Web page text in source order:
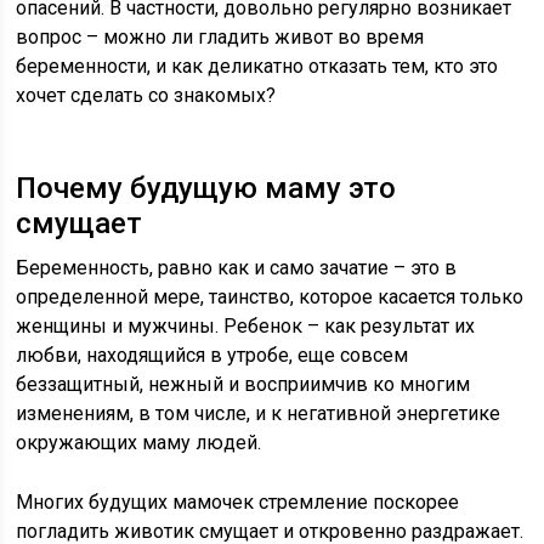
опасений. В частности, довольно регулярно возникает
вопрос – можно ли гладить живот во время
беременности, и как деликатно отказать тем, кто это
хочет сделать со знакомых?
Почему будущую маму это
смущает
Беременность, равно как и само зачатие – это в
определенной мере, таинство, которое касается только
женщины и мужчины. Ребенок – как результат их
любви, находящийся в утробе, еще совсем
беззащитный, нежный и восприимчив ко многим
изменениям, в том числе, и к негативной энергетике
окружающих маму людей.
Многих будущих мамочек стремление поскорее
погладить животик смущает и откровенно раздражает.